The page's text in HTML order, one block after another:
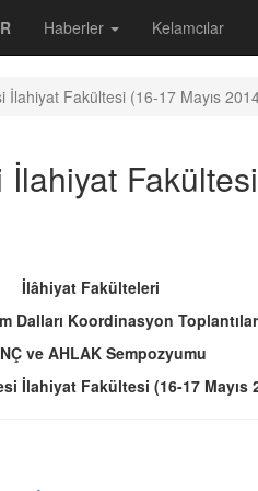
Haberler Kelamcılar
İlahiyat Fakültesi (16-17 Mayıs
İlâhiyat Fakülteleri
Dalları Koordinasyon
ve AHLAK Sempozyumu
İlahiyat Fakültesi (16-17 Mayıs